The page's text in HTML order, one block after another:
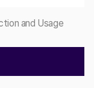
and Usage